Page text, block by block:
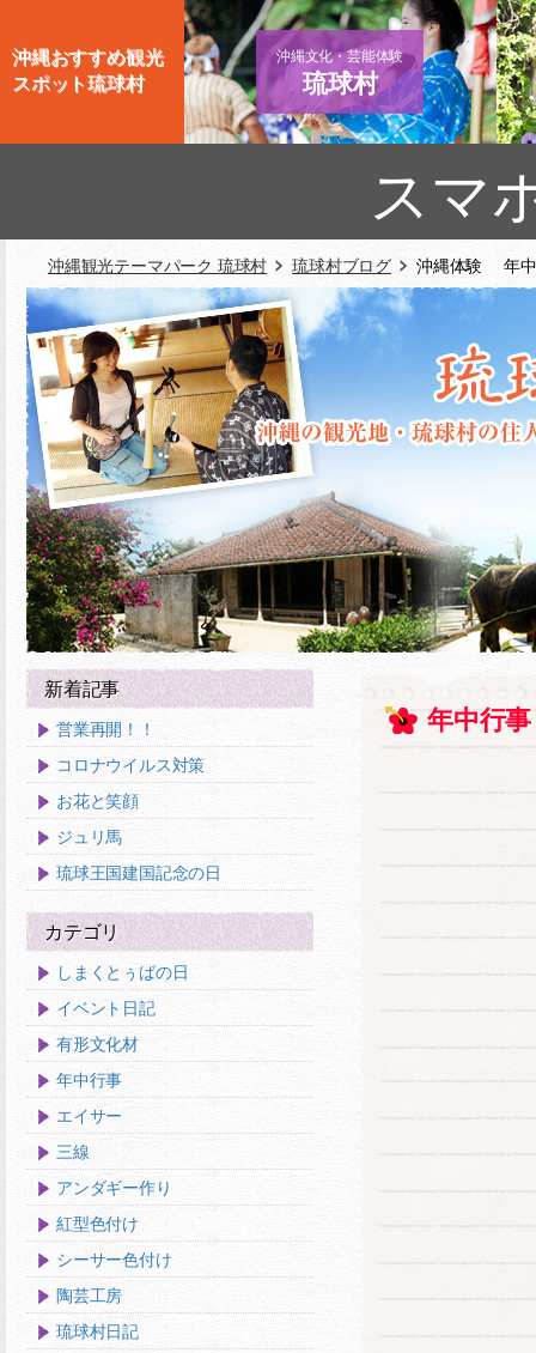
沖縄おすすめ観光
スポット琉球村
沖縄文化・芸能体験
琉球村
スマ
沖縄観光テーマパーク 琉球村 琉球村ブログ 沖縄体験 年
年中行事
新着記事
営業再開！！
コロナウイルス対策
お花と笑顔
ジュリ馬
琉球王国建国記念の日
カテゴリ
しまくとぅばの日
イベント日記
有形文化材
年中行事
エイサー
三線
アンダギー作り
紅型色付け
シーサー色付け
陶芸工房
琉球村日記